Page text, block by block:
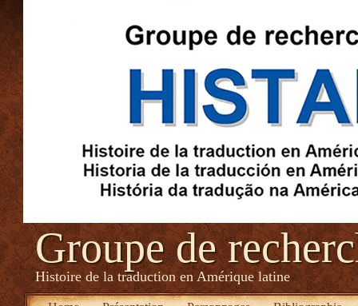
Groupe de
Histoire de la traduction en Amérique latine